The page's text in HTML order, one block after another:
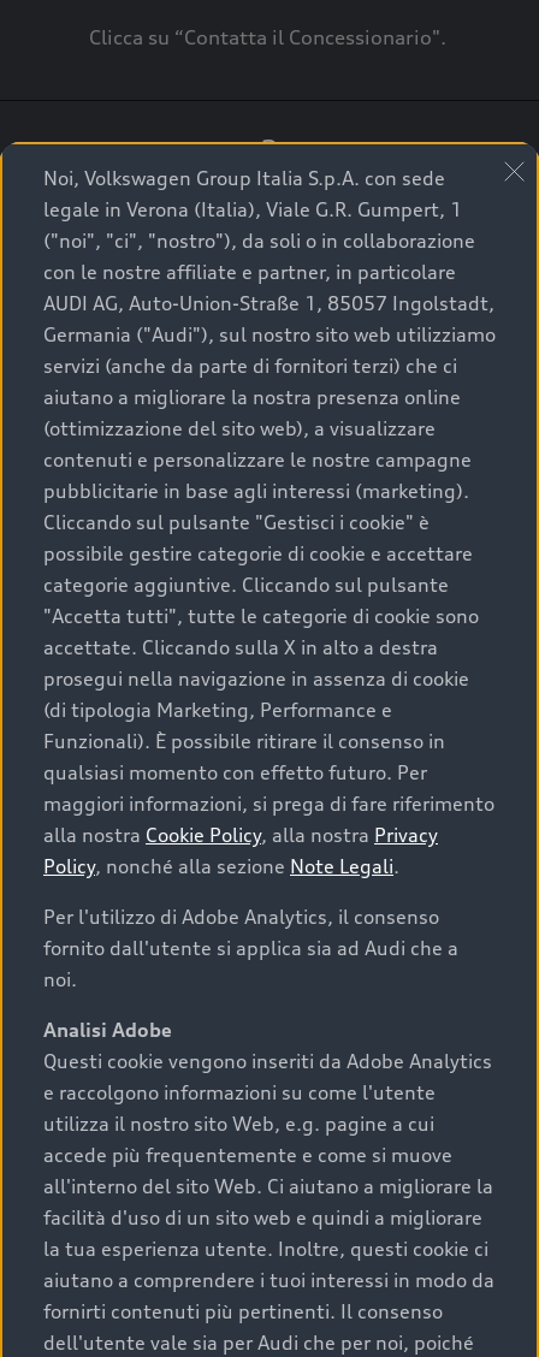
Clicca su “Contatta il Concessionario".
3
A breve verrai ricontattato dal Customer Care
Audi Center o direttamente dal Concessionario
che ti supporterà per finalizzare la tua richiesta.
La qualità di acquistare
un’auto usata Audi
Scegliere un’auto usata è una decisione che coniuga
convenienza, affidabilità e sostenibilità. Per fare un
acquisto sicuro, è essenziale considerare aspetti
determinanti come la garanzia inclusa e l’affidabilità del
marchio. Audi offre l’auto usata perfetta tramite Audi
Prima Scelta :plus
Cosa sapere prima di
acquistare la tua prossima
auto
I requisiti fondamentali da considerare prima di
acquistare un’auto usata, oltre al prezzo e all'aspetto,
chilometraggio: un valore contenuto corrisponde a
uno stato migliore del veicolo e a una maggiore
durata nel tempo;
cronologia dei tagliandi: una documentazione
completa della vettura certifica una manutenzione
costante e accurata;
condizioni della carrozzeria e degli interni: una
buona conservazione evidenzia cura e attenzione del
precedente proprietario;
Noi, Volkswagen Group Italia S.p.A. con sede
legale in Verona (Italia), Viale G.R. Gumpert, 1
("noi", "ci", "nostro"), da soli o in collaborazione
con le nostre affiliate e partner, in particolare
AUDI AG, Auto-Union-Straße 1, 85057 Ingolstadt,
Germania ("Audi"), sul nostro sito web utilizziamo
servizi (anche da parte di fornitori terzi) che ci
aiutano a migliorare la nostra presenza online
(ottimizzazione del sito web), a visualizzare
contenuti e personalizzare le nostre campagne
pubblicitarie in base agli interessi (marketing).
Cliccando sul pulsante "Gestisci i cookie" è
possibile gestire categorie di cookie e accettare
categorie aggiuntive. Cliccando sul pulsante
"Accetta tutti", tutte le categorie di cookie sono
accettate. Cliccando sulla X in alto a destra
prosegui nella navigazione in assenza di cookie
(di tipologia Marketing, Performance e
Funzionali). È possibile ritirare il consenso in
qualsiasi momento con effetto futuro. Per
maggiori informazioni, si prega di fare riferimento
alla nostra Cookie Policy, alla nostra Privacy
Policy, nonché alla sezione Note Legali.
Per l'utilizzo di Adobe Analytics, il consenso
fornito dall'utente si applica sia ad Audi che a
noi.
Analisi Adobe
Questi cookie vengono inseriti da Adobe Analytics
e raccolgono informazioni su come l'utente
utilizza il nostro sito Web, e.g. pagine a cui
accede più frequentemente e come si muove
all'interno del sito Web. Ci aiutano a migliorare la
facilità d'uso di un sito web e quindi a migliorare
la tua esperienza utente. Inoltre, questi cookie ci
aiutano a comprendere i tuoi interessi in modo da
fornirti contenuti più pertinenti. Il consenso
dell'utente vale sia per Audi che per noi, poiché